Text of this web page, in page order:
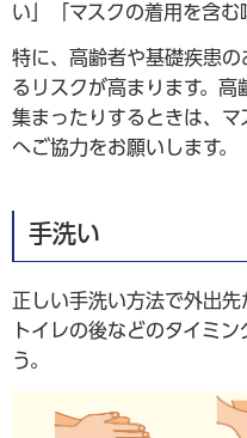
い」「マスクの着用を含む
特に、高齢者や基礎疾患
るリスクが高まります。
集まったりするときは、
へご協力をお願いします。
手洗い
正しい手洗い方法で外出先
トイレの後などのタイミ
う。